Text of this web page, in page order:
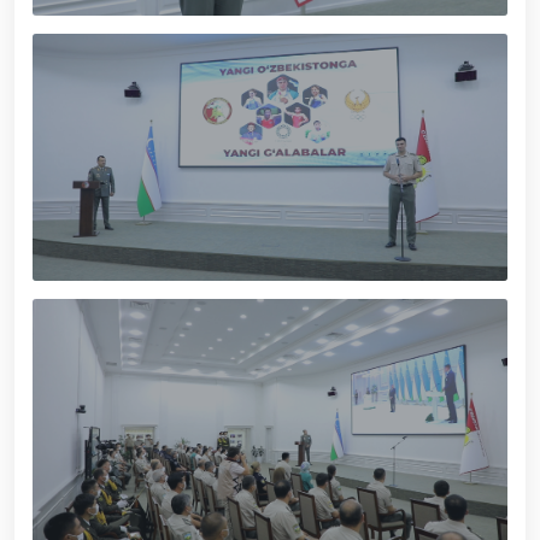
yodgorlik majmuasi poyiga gul qoʻyishib, ularning
xotirasiga hurmat bajo keltirishdi / / O‘zbekiston
Respublikasi Prezidentining “O‘zbekiston
Respublikasi Qurolli Kuchlari tashkil etilganining 34
yilligi hamda Vatan himoyachilari kuni munosabati
bilan harbiy xizmatchilar va huquqni muhofaza qilish
organlari xodimlaridan bir guruhini mukofotlash
to‘g‘risida”gi Farmoni / / Prezident Shavkat
Mirziyoyev Xavfsizlik kengashining kengaytirilgan
yig‘ilishini o‘tkazdi / / Prezident Shavkat Mirziyoyev
Toshkent shahri Yunusobod tumanida barpo etilgan
yirik quvvatli kogeneratsiya markazi faoliyati bilan
tanishdi / / Moliya, ilg‘or texnologiyalar, madaniyat
va turizmning yirik markaziga aylanib borayotgan
Toshkent dunyoning zamonaviy megapolislari
andozasi asosida yanada rivojlantiriladi / / Ma'naviy-
ma'rifiy seminar-trening o‘tkazildi / /
Qoraqalpogʻiston Respublikasida gvardiyachilar
tomonidan, Qizil kitobga kiritilgan oʻsimlikni
noqonuniy ravishda olib ketayotgan shaxs qo'lga
olindi / / Toshkent shahrida gvardiyachilar
tomonidan sertifikatlanmagan pirotexnika vositalari